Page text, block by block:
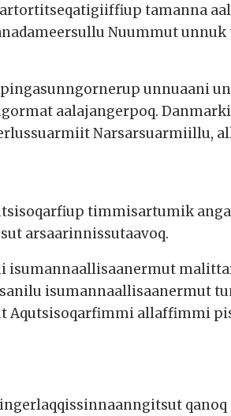
tamanna
Nuummut
unnuaani
aalajangerpoq.
Narsarsuarmiillu,
timmisartumik
arsaarinnissutaavoq.
isumannaallisaanermut
allaffimmi